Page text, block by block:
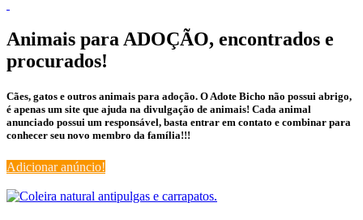
Animais para ADOÇÃO, encontrados e
procurados!
Cães, gatos e outros animais para adoção. O Adote Bicho não possui abrigo,
é apenas um site que ajuda na divulgação de animais! Cada animal
anunciado possui um responsável, basta entrar em contato e combinar para
conhecer seu novo membro da família!!!
Adicionar anúncio!